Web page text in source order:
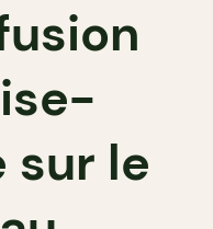
sur le